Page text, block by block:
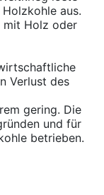
aus.
mit Holz oder
Verlust des
gering. Die
und für
betrieben.